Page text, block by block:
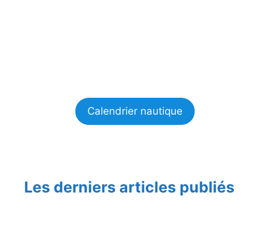
Calendrier nautique
Les derniers articles publiés